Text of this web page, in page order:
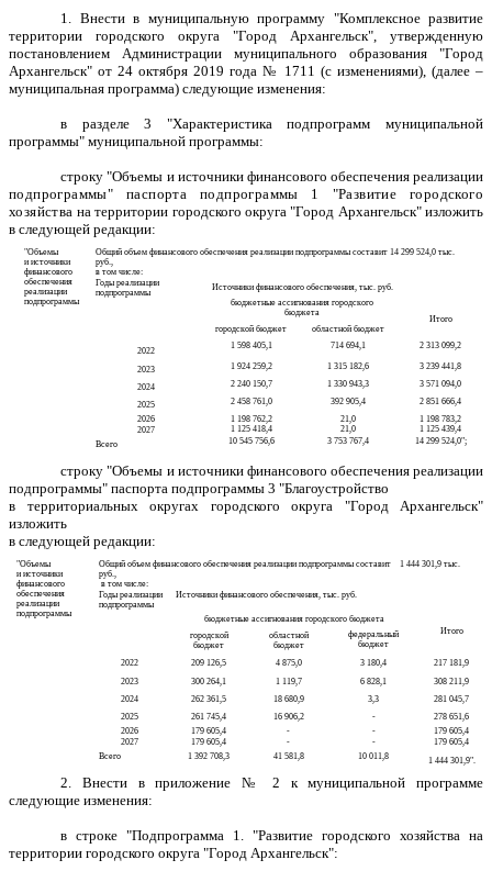
1. Внести в муниципальную программу "Комплексное развитие
территории городского округа "Город Архангельск", утвержденную
постановлением Администрации муниципального образования "Город
Архангельск" от 24 октября 2019 года № 1711 (с изменениями), (далее –
муниципальная программа) следующие изменения:
в разделе 3 "Характеристика подпрограмм муниципальной
программы" муниципальной программы:
строку "Объемы и источники финансового обеспечения реализации
подпрограммы" паспорта подпрограммы 1 "Развитие городского
хозяйства на территории городского округа "Город Архангельск"изложить
в следующей редакции:
"Объемы
и источники
финансового
обеспечения
реализации
подпрограммы
Общий объем финансового обеспечения реализации подпрограммы составит 14 299 524,0 тыс.
руб.,
в том числе:
Годы реализации
подпрограммы
Источники финансового обеспечения, тыс. руб.
бюджетные ассигнования городского
бюджета
Итого
городской бюджет
областной бюджет
2022
1 598 405,1 714 694,1 2 313 099,2
2023 1 924 259,2 1 315 182,6 3 239 441,8
2024 2 240 150,7 1 330 943,3 3 571 094,0
2025 2 458 761,0 392 905,4
2 851 666,4
2026
1 198 762,2 21,0
1 198 783,2
2027
1 125 418,4 21,0
1 125 439,4
Всего
10 545 756,6 3 753 767,4 14 299 524,0";
строку "Объемы и источники финансового обеспечения реализации
подпрограммы" паспорта подпрограммы 3 "Благоустройство
в территориальных округах городского округа "Город Архангельск"
изложить
в следующей редакции:
"Объемы
и источники
финансового
обеспечения
реализации
подпрограммы
Общий объем финансового обеспечения реализации подпрограммы составит 1 444 301,9 тыс.
руб.,
в том числе:
Годы реализации
подпрограммы
Источники финансового обеспечения, тыс. руб.
бюджетные ассигнования городского бюджета
Итого
городской
бюджет
областной
бюджет
федеральный
бюджет
2022
209 126,5 4 875,0 3 180,4
217 181,9
2023
300 264,1 1 119,7 6 828,1
308 211,9
2024
262 361,5 18 680,9 3,3
281 045,7
2025
261 745,4 16 906,2 -
278 651,6
2026
179 605,4 - -
179 605,4
2027
179 605,4 - -
179 605,4
Всего
1 392 708,3 41 581,8 10 011,8 1 444 301,9".
2. Внести в приложение № 2 к муниципальной программе
следующие изменения:
в строке "Подпрограмма 1. "Развитие городского хозяйства на
территории городского округа "Город Архангельск":